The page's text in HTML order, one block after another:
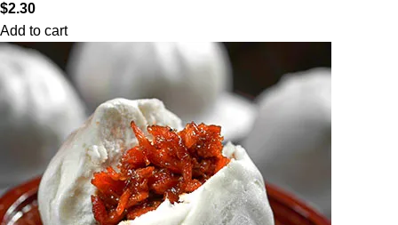
$2.30
Add to cart